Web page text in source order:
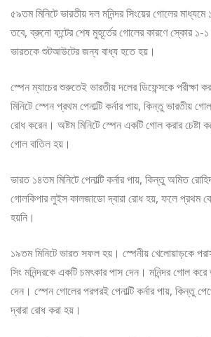
৫৯তম মিনিটে ভারতীয় দল মনিন্দর সিংয়ের গোলের
তবে, ব্রুনো ফন্টের শেষ মুহূর্তের গোলের কারণে স্কোর
ভারতকে শুটআউটের জন্য বাধ্য হতে হয়।
স্পেন ম্যাচের শুরুতেই ভারতীয় দলের ডিফেন্সকে পরীক্ষা
মিনিটে স্পেন প্রথম পেনাল্টি কর্নার পায়, কিন্তু ভারতীয়
রোধ করেন। অষ্টম মিনিটে স্পেন একটি গোল করার চেষ্টা
গোল বাতিল হয়।
ভারত ১৪তম মিনিটে পেনাল্টি কর্নার পায়, কিন্তু অমিত
গোলকিপার লুইস কালজাডো দ্বারা রোধ হয়, ফলে প্রথম
হয়নি।
১৯তম মিনিটে ভারত সফল হয়। স্পেনীয় খেলোয়াড়কে
সিং মনিন্দরকে একটি চমৎকার পাস দেন। মনিন্দর গোল
দেন। স্পেন গোলের পরপরই পেনাল্টি কর্নার পায়, কিন্তু
দ্বারা রোধ করা হয়।